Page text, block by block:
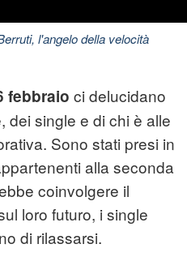
l'angelo della velocità
febbraio ci delucidano
dei single e di chi è alle
Sono stati presi in
alla seconda
coinvolgere il
loro futuro, i single
di rilassarsi.